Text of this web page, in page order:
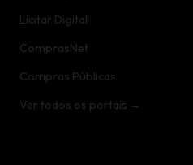
Licitar Digital
ComprasNet
Compras Públicas
Ver todos os portais →